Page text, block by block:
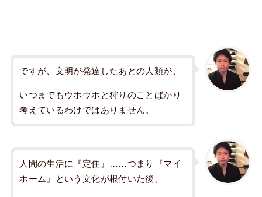
ですが、文明が発達したあとの人類が、
いつまでもウホウホと狩りのことばかり
考えているわけではありません。
人間の生活に『定住』……つまり『マイ
ホーム』という文化が根付いた後、